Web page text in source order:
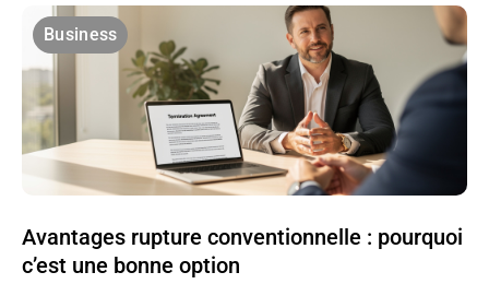
Business
Avantages rupture conventionnelle : pourquoi
c’est une bonne option